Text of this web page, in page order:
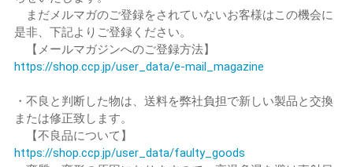
まだメルマガのご登録をされていないお客様はこの機会に
是非、下記よりご登録ください。
【メールマガジンへのご登録方法】
https://shop.ccp.jp/user_data/e-mail_magazine
・不良と判断した物は、送料を弊社負担で新しい製品と交換
または修正致します。
【不良品について】
https://shop.ccp.jp/user_data/faulty_goods